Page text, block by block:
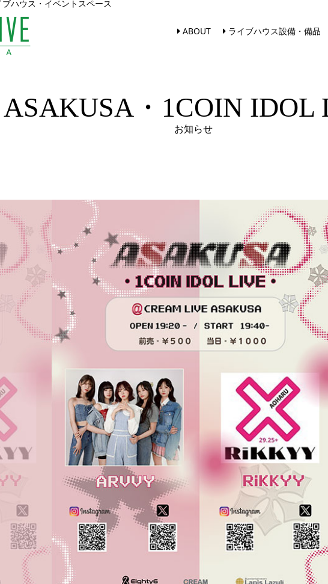
ハウス・イベントスペース
ABOUT ライブハウス設備・備品
ASAKUSA・1COIN IDOL
お知らせ